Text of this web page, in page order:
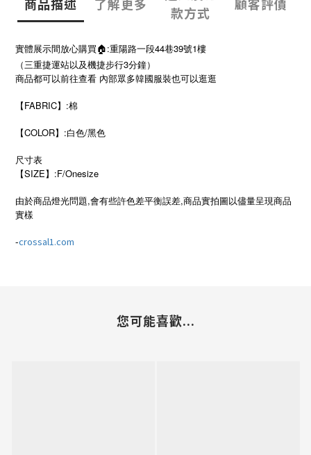
款方式
實體展示間放心購買🏠:重陽路一段44巷39號1樓
（三重捷運站以及機捷步行3分鐘）
商品都可以前往查看 內部眾多韓國服裝也可以逛逛
【FABRIC】:棉
【COLOR】:白色/黑色
尺寸表
【SIZE 】 :F/Onesize
由於商品燈光問題,會有些許色差平衡誤差,商品實拍圖以儘量呈現商品
實樣
-crossal1.com
您可能喜歡...